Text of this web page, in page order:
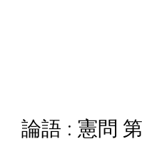
論語 : 憲問